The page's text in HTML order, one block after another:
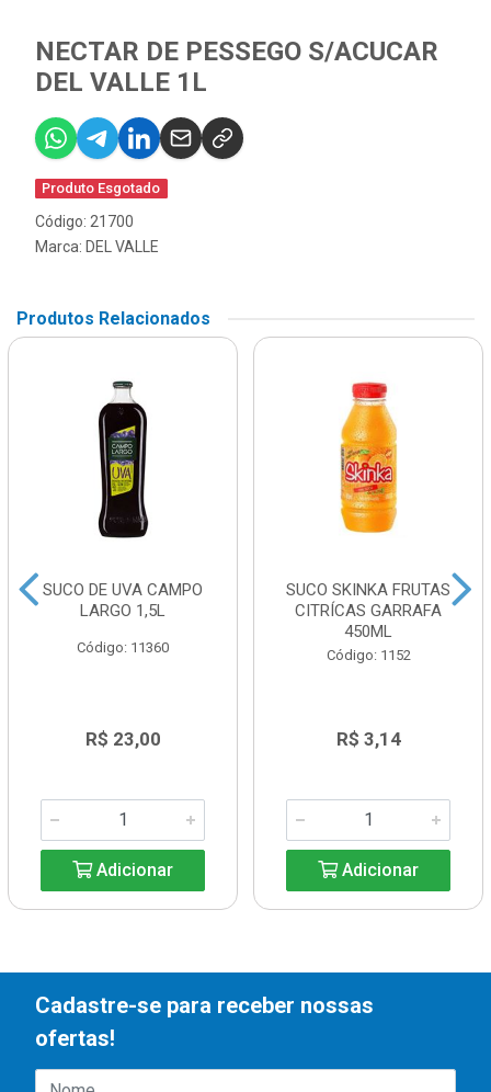
NECTAR DE PESSEGO S/ACUCAR
DEL VALLE 1L
Produto Esgotado
Código: 21700
Marca: DEL VALLE
Produtos Relacionados
SUCO DE UVA CAMPO
LARGO 1,5L
Código: 11360
R$ 23,00
Adicionar
SUCO SKINKA FRUTAS
CITRÍCAS GARRAFA
450ML
Código: 1152
R$ 3,14
Adicionar
Cadastre-se para receber nossas
ofertas!